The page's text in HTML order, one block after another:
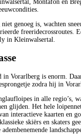
Montafon en
genoeg is, wachten
freeridecrossroutes.
in Kleinwalsertal.
in Vorarlberg is enorm.
zodra hij in
in alle regio’s,
glijden. Het hele
interactieve kaarten en
skiërs en skaters